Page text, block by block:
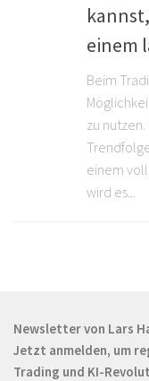
einem
Beim
zu
einem
wird es...
Newsletter von Lars
Jetzt anmelden, um
Trading und KI-